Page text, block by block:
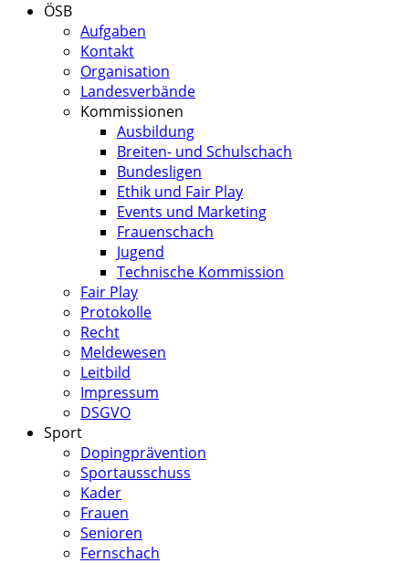
ÖSB
Aufgaben
Kontakt
Organisation
Landesverbände
Kommissionen
Ausbildung
Breiten- und Schulschach
Bundesligen
Ethik und Fair Play
Events und Marketing
Frauenschach
Jugend
Technische Kommission
Fair Play
Protokolle
Recht
Meldewesen
Leitbild
Impressum
DSGVO
Sport
Dopingprävention
Sportausschuss
Kader
Frauen
Senioren
Fernschach